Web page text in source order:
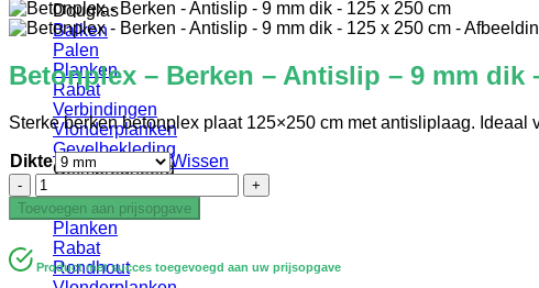
Douglas
Balken
Palen
Planken
Rabat
Verbindingen
Vlonderplanken
Gevelbekleding
Geïmpregneerd
Palen
Planken
Rabat
Rondhout
Betonplex – Berken – Antislip – 9 mm dik
Sterke berken betonplex plaat 125×250 cm met antisliplaag. Ideaal
Dikte
Wissen
Betonplex
-
Berken
Antislip
Toevoegen aan prijsopgave
Product met succes toegevoegd aan uw prijsopgave